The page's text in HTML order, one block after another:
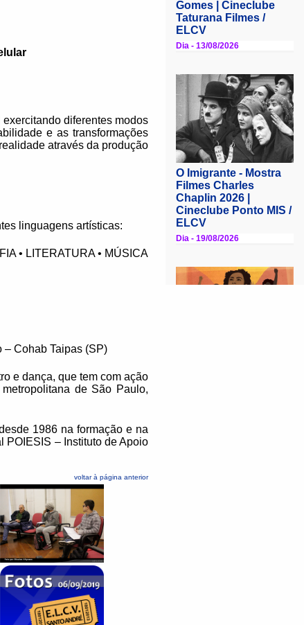
diferentes modos
e as transformações
através da produção
linguagens artísticas:
• LITERATURA • MÚSICA
– Cohab Taipas (SP)
e dança, que tem com ação
de São Paulo,
1986 na formação e na
POIESIS – Instituto de Apoio
voltar à página anterior